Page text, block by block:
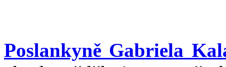
Poslankyně Gabriela